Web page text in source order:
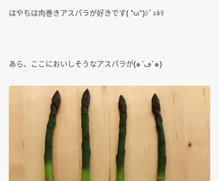
はやちは肉巻きアスパラが好きです( ˘ω˘)ｼﾞｭﾙﾘ
あら、ここにおいしそうなアスパラが(๑´ڡ`๑)